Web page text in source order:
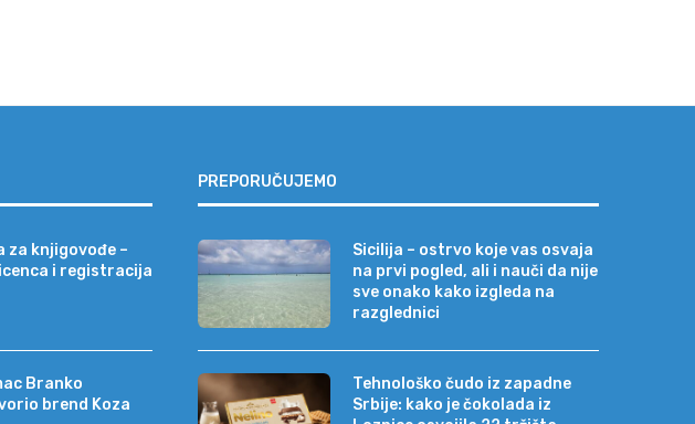
za knjigovođe –
i registracija
Branko
brend Koza
PREPORUČUJEMO
Sicilija – ostrvo koje vas osvaja
na prvi pogled, ali i nauči da nije
sve onako kako izgleda na
razglednici
Tehnološko čudo iz zapadne
Srbije: kako je čokolada iz